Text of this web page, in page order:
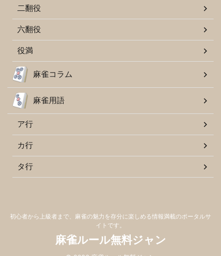
二翻役
六翻役
役満
麻雀コラム
麻雀用語
ア行
カ行
タ行
初心者から上級者まで、麻雀の魅力を存分に楽しめる情報満載のポータルサ
イトです。
麻雀ルール無料ジャン